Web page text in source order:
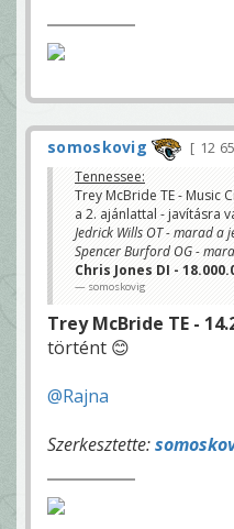
somoskovig 12
Tennessee:
Trey McBride TE - Music
a 2. ajánlattal - javításra
Jedrick Wills OT - marad a
Spencer Burford OG -
Chris Jones DI -
somoskovig
Trey McBride TE -
történt 😊
@Rajna
Szerkesztette: